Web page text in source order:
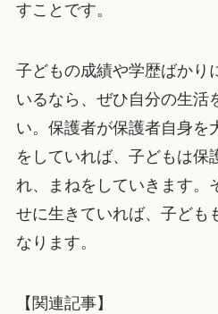
すことです。
子どもの成績や学歴ばかり
いるなら、ぜひ自分の生活
い。保護者が保護者自身を
をしていれば、子どもは保
れ、まねをしていきます。
せに生きていれば、子ども
なります。
【関連記事】